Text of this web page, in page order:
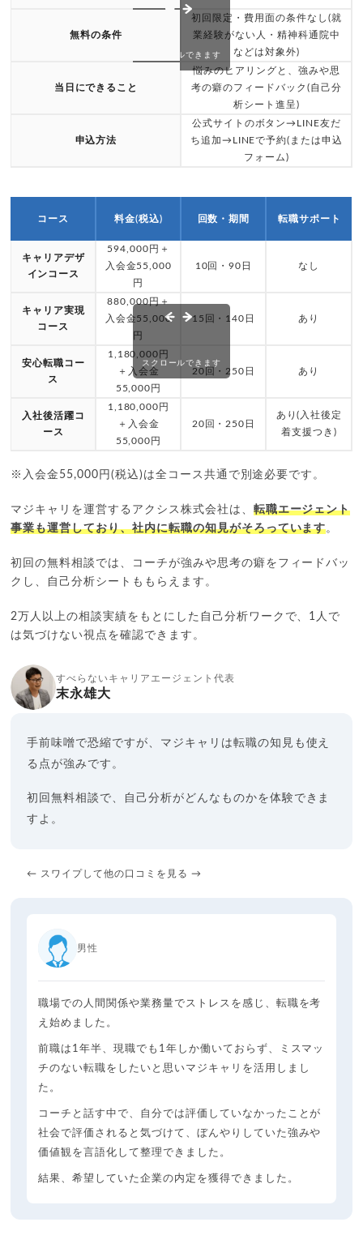
無料の条件
初回限定・費用面の条件なし(就
業経験がない人・精神科通院中
などは対象外)
当日にできること
悩みのヒアリングと、強みや思
考の癖のフィードバック(自己分
析シート進呈)
申込方法
公式サイトのボタン→LINE友だ
ち追加→LINEで予約(または申込
フォーム)
スクロールできます
コース 料金(税込) 回数・期間 転職サポート
キャリアデザ
インコース
594,000円＋
入会金55,000
円
10回・90日 なし
キャリア実現
コース
880,000円＋
入会金55,000
円
15回・140日 あり
安心転職コー
ス
1,180,000円
＋入会金
55,000円
20回・250日 あり
入社後活躍コ
ース
1,180,000円
＋入会金
55,000円
20回・250日
あり(入社後定
着支援つき)
スクロールできます
※入会金55,000円(税込)は全コース共通で別途必要です。
マジキャリを運営するアクシス株式会社は、 転職エージェント
事業も運営しており、社内に転職の知見がそろっています。
初回の無料相談では、コーチが強みや思考の癖をフィードバッ
クし、自己分析シートももらえます。
2万人以上の相談実績をもとにした自己分析ワークで、1人で
は気づけない視点を確認できます。
すべらないキャリアエージェント代表
末永雄大
手前味噌で恐縮ですが、マジキャリは転職の知見も使え
る点が強みです。
初回無料相談で、自己分析がどんなものかを体験できま
すよ。
← スワイプして他の口コミを見る →
男性
職場での人間関係や業務量でストレスを感じ、転職を考
え始めました。
前職は1年半、現職でも1年しか働いておらず、ミスマッ
チのない転職をしたいと思いマジキャリを活用しまし
た。
コーチと話す中で、自分では評価していなかったことが
社会で評価されると気づけて、ぼんやりしていた強みや
価値観を言語化して整理できました。
結果、希望していた企業の内定を獲得できました。